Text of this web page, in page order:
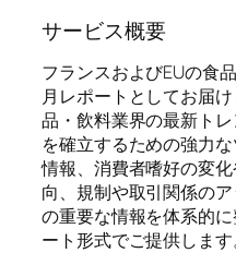
サービス概要
フランスおよびEUの食
月レポートとしてお届
品・飲料業界の最新ト
を確立するための強力
情報、消費者嗜好の変
向、規制や取引関係の
の重要な情報を体系的
ート形式でご提供します